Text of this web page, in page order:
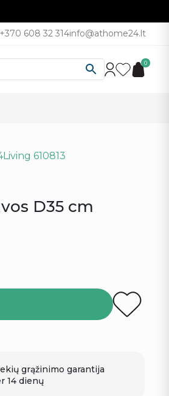
+370 608 32 314info@athome24.lt
0
610813
D35 cm
grąžinimo garantija
14 dienų